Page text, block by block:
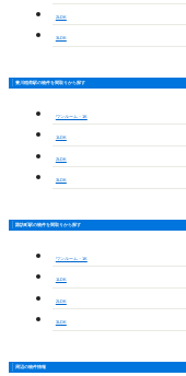
2LDK
3LDK
豊川稲荷駅の物件を間取りから探す
ワンルーム・1K
1LDK
2LDK
3LDK
諏訪町駅の物件を間取りから探す
ワンルーム・1K
1LDK
2LDK
3LDK
周辺の物件情報